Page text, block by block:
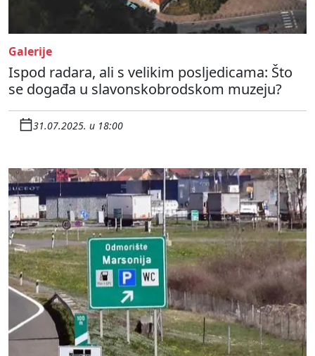
Galerije
Ispod radara, ali s velikim posljedicama: Što
se događa u slavonskobrodskom muzeju?
31.07.2025. u 18:00